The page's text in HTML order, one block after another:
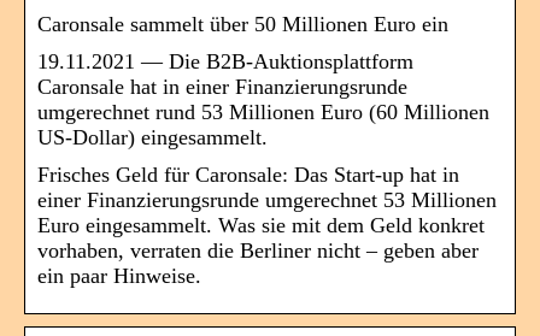
Caronsale sammelt über 50 Millionen Euro ein
19.11.2021 — Die B2B-Auktionsplattform
Caronsale hat in einer Finanzierungsrunde
umgerechnet rund 53 Millionen Euro (60 Millionen
US-Dollar) eingesammelt.
Frisches Geld für Caronsale: Das Start-up hat in
einer Finanzierungsrunde umgerechnet 53 Millionen
Euro eingesammelt. Was sie mit dem Geld konkret
vorhaben, verraten die Berliner nicht – geben aber
ein paar Hinweise.